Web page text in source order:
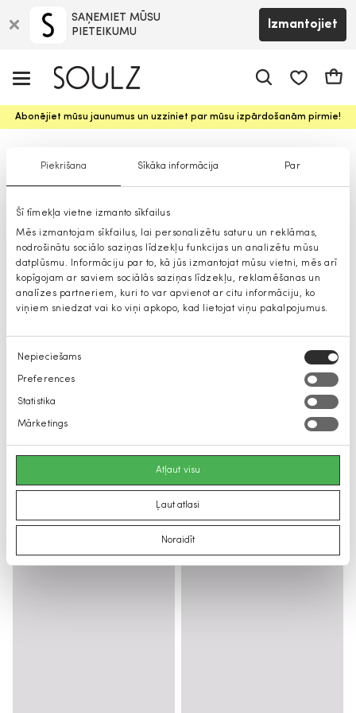
Piekrišana Sīkāka informācija Par
Šī tīmekļa vietne izmanto sīkfailus
Mēs izmantojam sīkfailus, lai personalizētu saturu un reklāmas,
nodrošinātu sociālo saziņas līdzekļu funkcijas un analizētu mūsu
datplūsmu. Informāciju par to, kā jūs izmantojat mūsu vietni, mēs arī
kopīgojam ar saviem sociālās saziņas līdzekļu, reklamēšanas un
analīzes partneriem, kuri to var apvienot ar citu informāciju, ko
viņiem sniedzat vai ko viņi apkopo, kad lietojat viņu pakalpojumus.
Piekrišanas
izvēle
Nepieciešams
Preferences
Statistika
Mārketings
Atļaut visu
Ļaut atlasi
Noraidīt
SAŅEMIET MŪSU
PIETEIKUMU
Izmantojiet
Abonējiet mūsu jaunumus un uzziniet par mūsu izpārdošanām pirmie!
Fabio: visas kategorijas